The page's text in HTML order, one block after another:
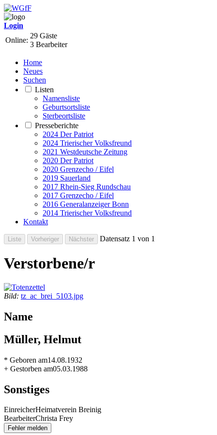
Login
Online:
29 Gäste
3 Bearbeiter
Home
Neues
Suchen
Listen
Namensliste
Geburtsortsliste
Sterbeortsliste
Presseberichte
2024 Der Patriot
2024 Trierischer Volksfreund
2021 Westdeutsche Zeitung
2020 Der Patriot
2020 Grenzecho / Eifel
2019 Sauerland
2017 Rhein-Sieg Rundschau
2017 Grenzecho / Eifel
2016 Generalanzeiger Bonn
2014 Trierischer Volksfreund
Kontakt
Datensatz 1 von 1
Verstorbene/r
Bild: tz_ac_brei_5103.jpg
Name
Müller, Helmut
* Geboren am14.08.1932
+ Gestorben am05.03.1988
Sonstiges
EinreicherHeimatverein Breinig
BearbeiterChrista Frey